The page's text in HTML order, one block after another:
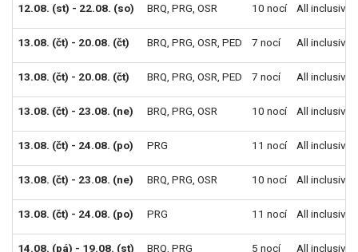
12.08. (st) - 22.08. (so) BRQ PRG OSR 10 nocí All inclusive
13.08. (čt) - 20.08. (čt) BRQ PRG OSR PED 7 nocí All inclusive
13.08. (čt) - 20.08. (čt) BRQ PRG OSR PED 7 nocí All inclusive
13.08. (čt) - 23.08. (ne) BRQ PRG OSR 10 nocí All inclusive
13.08. (čt) - 24.08. (po) PRG 11 nocí All inclusive
13.08. (čt) - 23.08. (ne) BRQ PRG OSR 10 nocí All inclusive
13.08. (čt) - 24.08. (po) PRG 11 nocí All inclusive
14.08. (pá) - 19.08. (st) BRQ PRG 5 nocí All inclusive